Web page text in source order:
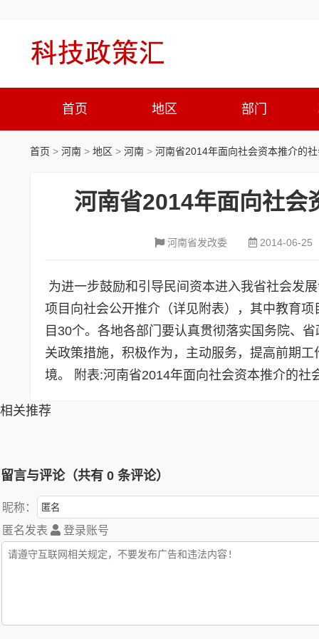
首页 地区 部门
首页 > 河南 > 地区 > 河南 > 河南省2014年面向社会资本推介的
河南省2014年面向社会
河南省发改委 2014-06-25
为进一步鼓励和引导民间资本进入我省社会发
项目向社会公开推介（详见附表），其中教育
目30个。各地各部门要认真贯彻落实国务院、
关政策措施，积极作为，主动服务，提高前期
境。 附表:河南省2014年面向社会资本推介的
相关推荐
留言与评论（共有 0 条评论）
昵称：
匿名发表
登录账号